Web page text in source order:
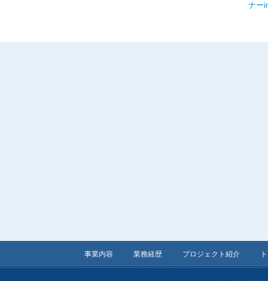
ナー
事業内容 業務経歴 プロジェクト紹介